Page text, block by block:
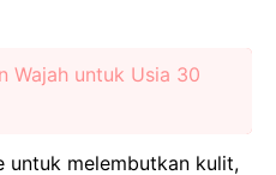
Wajah untuk Usia 30
untuk melembutkan kulit,